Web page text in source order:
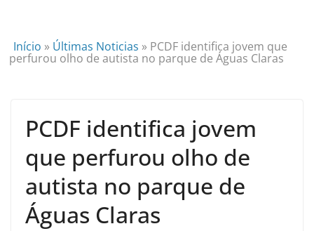
Início » Últimas Noticias » PCDF identifica jovem que
perfurou olho de autista no parque de Águas Claras
PCDF identifica jovem
que perfurou olho de
autista no parque de
Águas Claras